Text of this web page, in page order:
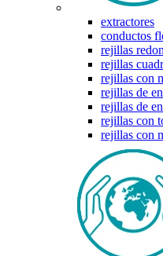
extractores
conductos
rejillas
rejillas
rejillas con
rejillas de
rejillas de
rejillas con
rejillas con